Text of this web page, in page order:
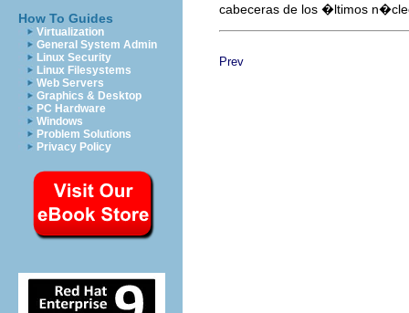
How To Guides
Virtualization
General System Admin
Linux Security
Linux Filesystems
Web Servers
Graphics & Desktop
PC Hardware
Windows
Problem Solutions
Privacy Policy
cabeceras de los �ltimos
Prev